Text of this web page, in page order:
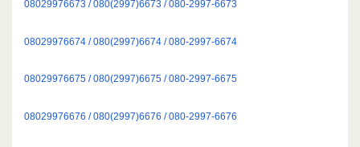
08029976673 / 080(2997)6673 / 080-2997-6673
08029976674 / 080(2997)6674 / 080-2997-6674
08029976675 / 080(2997)6675 / 080-2997-6675
08029976676 / 080(2997)6676 / 080-2997-6676